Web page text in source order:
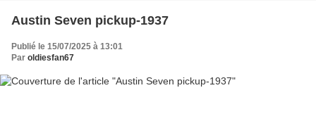
Austin Seven pickup-1937
Publié le 15/07/2025 à 13:01
Par oldiesfan67